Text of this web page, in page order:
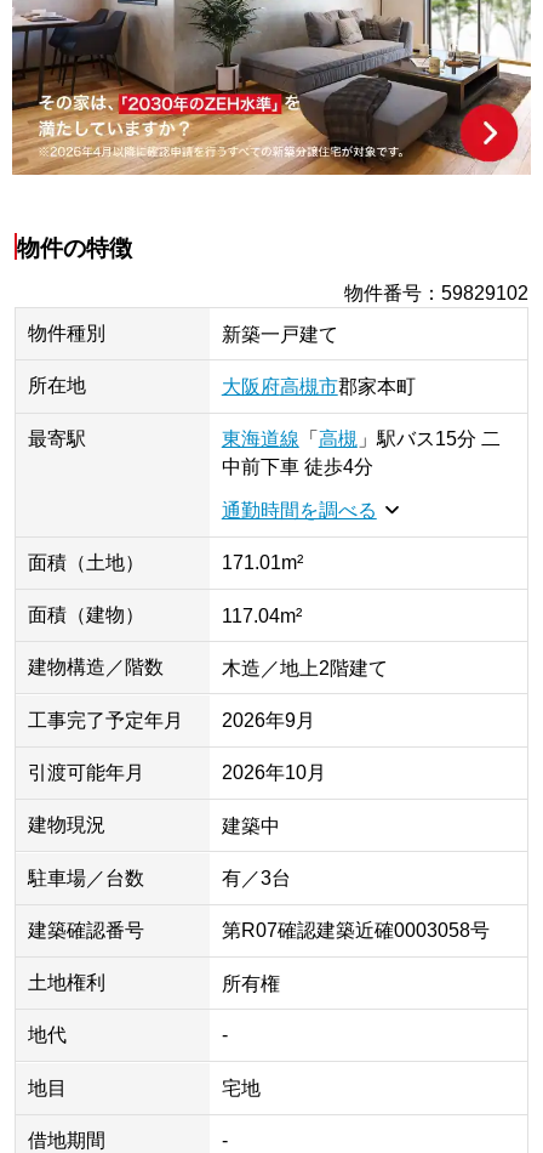
物件の特徴
物件番号 ：59829102
物件種別
新築一戸建て
所在地 大阪府高槻市郡家本町
最寄駅 東海道線 「 高槻 」 駅バス15分 二
中前下車 徒歩4分
通勤時間を調べる
面積（土地） 171.01m²
面積（建物） 117.04m²
建物構造／階数 木造／地上2階建て
工事完了予定年月 2026年9月
引渡可能年月 2026年10月
建物現況 建築中
駐車場／台数 有／3台
建築確認番号 第R07確認建築近確0003058号
土地権利 所有権
地代 -
地目 宅地
借地期間 -